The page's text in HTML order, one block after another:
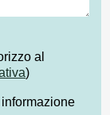
al
)